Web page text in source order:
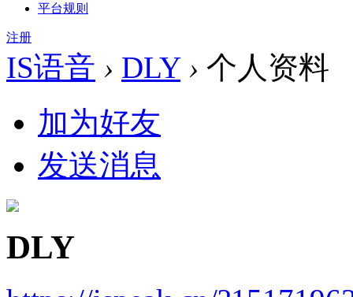
平台规则
注册
IS语音 › DLY › 个人资料
加为好友
发送消息
DLY